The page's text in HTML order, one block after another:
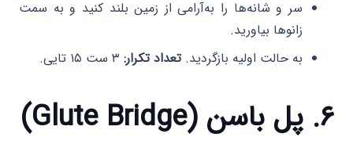
سر و شانه‌ها را به‌آرامی از زمین بلند کنید و به سمت
زانوها بیاورید.
به حالت اولیه بازگردید.تعداد تکرار:
۶. پل باسن (Glute Bridge)